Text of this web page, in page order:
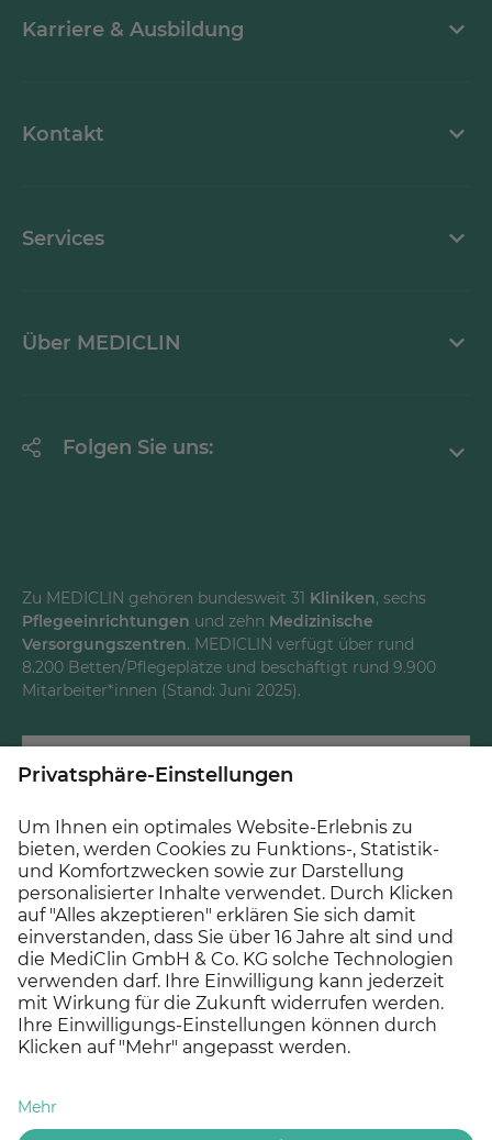
Karriere & Ausbildung
Kontakt
Services
Über MEDICLIN
Folgen Sie uns:
Youtube
LinkedInd
Zu MEDICLIN gehören bundesweit 31 Kliniken, sechs
Pflegeeinrichtungen und zehn Medizinische
Versorgungszentren. MEDICLIN verfügt über rund
8.200 Betten/Pflegeplätze und beschäftigt rund 9.900
Mitarbeiter*innen (Stand: Juni 2025).
© 2026 MEDICLIN AG, Offenburg - Ein Unternehmen der
Asklepios Gruppe
Datenschutz